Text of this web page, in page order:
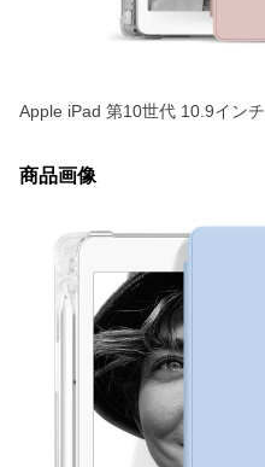
Apple iPad 第10世代 10.9インチ
商品画像